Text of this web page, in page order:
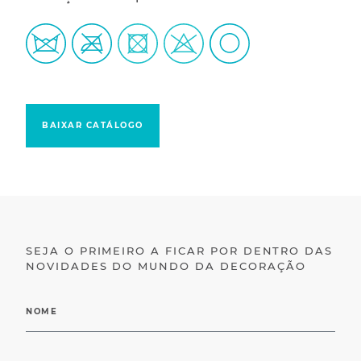
BAIXAR CATÁLOGO
SEJA O PRIMEIRO A FICAR POR DENTRO DAS
NOVIDADES DO MUNDO DA DECORAÇÃO